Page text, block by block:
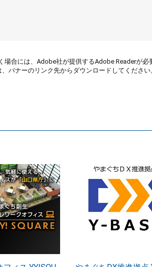
場合には、Adobe社が提供するAdobe Readerが必
バナーのリンク先からダウンロードしてください